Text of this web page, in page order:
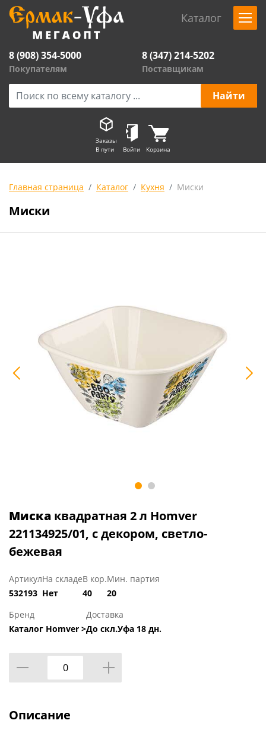
Каталог
8 (908) 354-5000
Покупателям
8 (347) 214-5202
Поставщикам
Заказы
В пути
Войти Корзина
Главная страница Каталог Кухня Миски
Миски
Миска квадратная 2 л Homver
221134925/01, с декором, светло-
бежевая
Артикул
532193
На складе
Нет
В кор.
40
Мин. партия
20
Бренд
Каталог Homver >
Доставка
До скл.Уфа 18 дн.
Описание